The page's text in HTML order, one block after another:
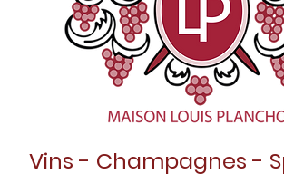
Vins - Champagnes -